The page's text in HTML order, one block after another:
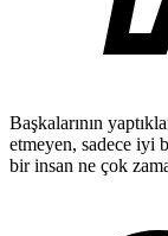
Başkalarının
etmeyen, sadece iyi
bir insan ne çok